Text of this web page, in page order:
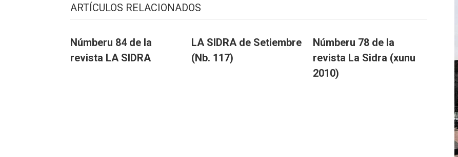
ARTÍCULOS RELACIONADOS
Númberu 84 de la
revista LA SIDRA
LA SIDRA de Setiembre
(Nb. 117)
Númberu 78 de la
revista La Sidra (xunu
2010)